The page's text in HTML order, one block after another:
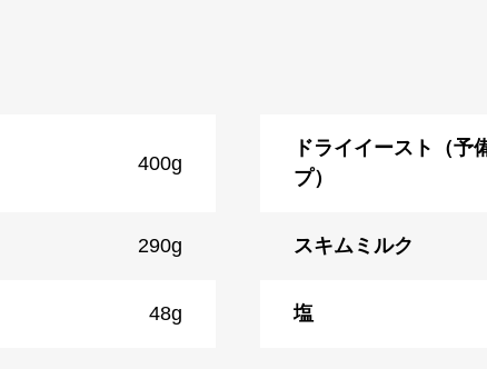
400g
ドライイースト（予
プ）
290g スキムミルク
48g 塩